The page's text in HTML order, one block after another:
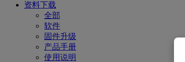
资料下载
全部
软件
固件升级
产品手册
使用说明